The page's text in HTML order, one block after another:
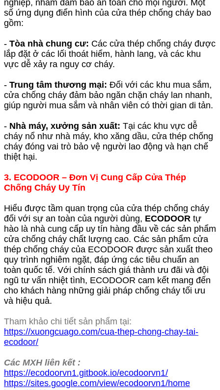
nghiệp, nhằm đảm bảo an toàn cho mọi người. Một
số ứng dụng điển hình của cửa thép chống cháy bao
gồm:
- Tòa nhà chung cư: Các cửa thép chống cháy được
lắp đặt ở các lối thoát hiểm, hành lang, và các khu
vực dễ xảy ra nguy cơ cháy.
- Trung tâm thương mại: Đối với các khu mua sắm,
cửa chống cháy đảm bảo ngăn chặn cháy lan nhanh,
giúp người mua sắm và nhân viên có thời gian di tản.
- Nhà máy, xưởng sản xuất: Tại các khu vực dễ
cháy nổ như nhà máy, kho xăng dầu, cửa thép chống
cháy đóng vai trò bảo vệ người lao động và hạn chế
thiệt hại.
3. ECODOOR – Đơn Vị Cung Cấp Cửa Thép
Chống Cháy Uy Tín
Hiểu được tầm quan trọng của cửa thép chống cháy
đối với sự an toàn của người dùng, ECODOOR tự
hào là nhà cung cấp uy tín hàng đầu về các sản phẩm
cửa chống cháy chất lượng cao. Các sản phẩm cửa
thép chống cháy của ECODOOR được sản xuất theo
quy trình nghiêm ngặt, đáp ứng các tiêu chuẩn an
toàn quốc tế. Với chính sách giá thành ưu đãi và đội
ngũ tư vấn nhiệt tình, ECODOOR cam kết mang đến
cho khách hàng những giải pháp chống cháy tối ưu
và hiệu quả.
Tham khảo chi tiết sản phẩm tại:
https://xuongcuago.com/cua-thep-chong-chay-tai-
ecodoor/
Các MXH liên kết :
https://ecodoorvn1.gitbook.io/ecodoorvn1/
https://sites.google.com/view/ecodoorvn1/home